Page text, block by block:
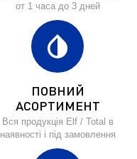
от 1 часа до 3 дней
invert_colors
ПОВНИЙ
АСОРТИМЕНТ
Вся продукція Elf / Total в
наявності і під замовлення